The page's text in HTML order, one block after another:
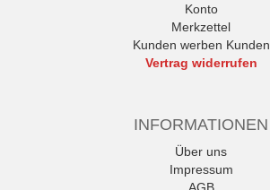
Konto
Merkzettel
Kunden werben Kunden
Vertrag widerrufen
INFORMATIONEN
Über uns
Impressum